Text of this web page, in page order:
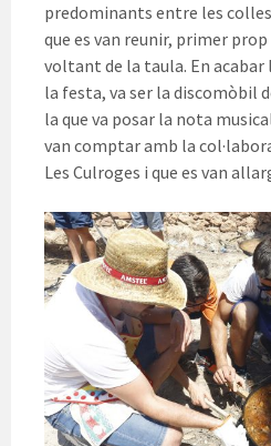
predominants entre les
que es van reunir, primer
voltant de la taula. En
la festa, va ser la discomòbil
la que va posar la nota
van comptar amb la
Les Culroges i que es van